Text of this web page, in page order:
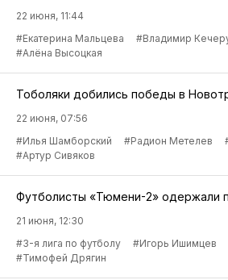
22 июня, 11:44
#Екатерина Мальцева
#Владимир
#Алёна Высоцкая
Тоболяки добились победы в
22 июня, 07:56
#Илья Шамборский
#Радион Метелев
#Артур Сивяков
Футболисты «Тюмени-2» одержали
21 июня, 12:30
#3-я лига по футболу
#Игорь Ишимцев
#Тимофей Дрягин